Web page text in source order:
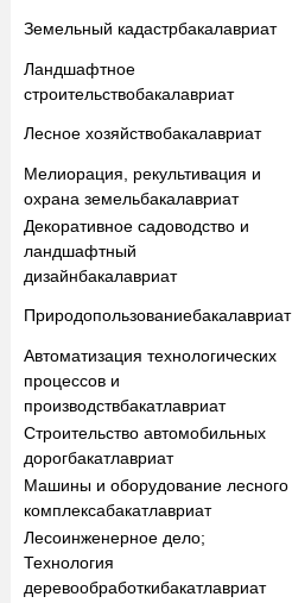
Земельный кадастрбакалавриат
Ландшафтное
строительствобакалавриат
Лесное хозяйствобакалавриат
Мелиорация, рекультивация и
охрана земельбакалавриат
Декоративное садоводство и
ландшафтный
дизайнбакалавриат
Природопользованиебакалавриат
Автоматизация технологических
процессов и
производствбакатлавриат
Строительство автомобильных
дорогбакатлавриат
Машины и оборудование лесного
комплексабакатлавриат
Лесоинженерное дело;
Технология
деревообработкибакатлавриат